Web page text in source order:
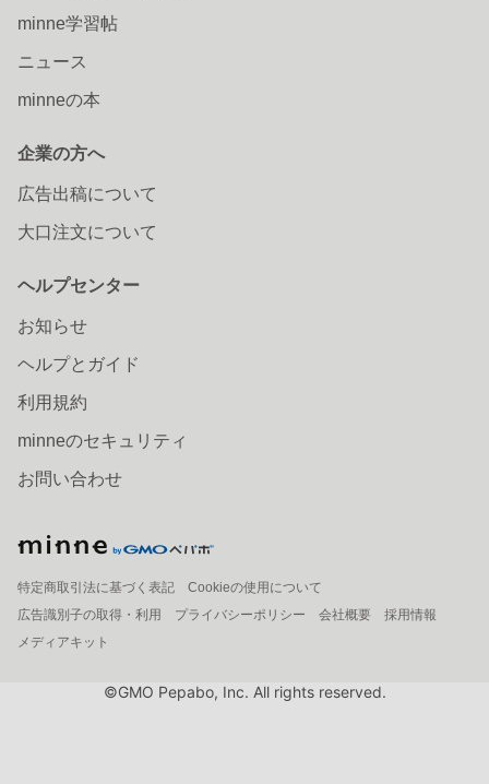
minne学習帖
ニュース
minneの本
企業の方へ
広告出稿について
大口注文について
ヘルプセンター
お知らせ
ヘルプとガイド
利用規約
minneのセキュリティ
お問い合わせ
特定商取引法に基づく表記
Cookieの使用について
広告識別子の取得・利用
プライバシーポリシー 会社概要
採用情報
メディアキット
©GMO Pepabo, Inc. All rights reserved.